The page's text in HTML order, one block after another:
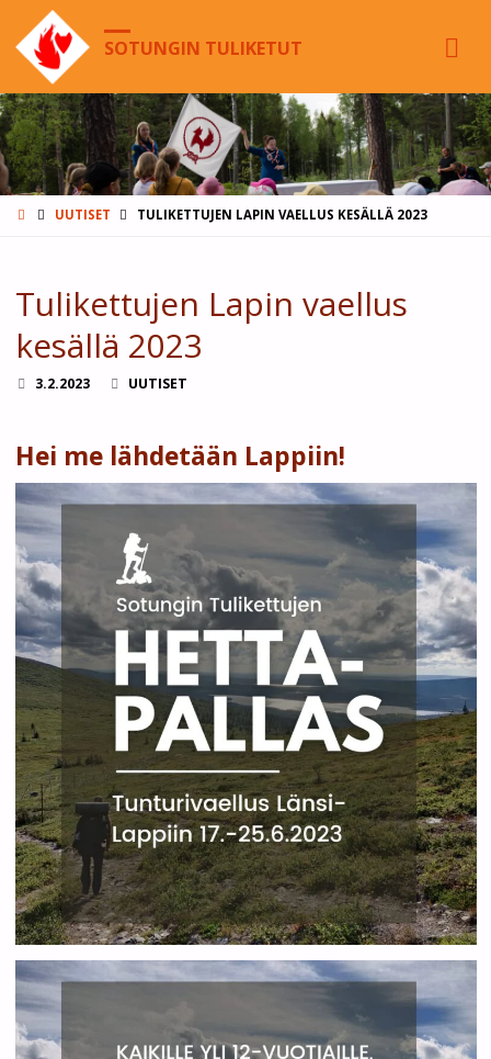
SOTUNGIN TULIKETUT
HOMEUUTISET TULIKETTUJEN LAPIN VAELLUS KESÄLLÄ 2023
Tulikettujen Lapin vaellus
kesällä 2023
3.2.2023 UUTISET
Hei me lähdetään Lappiin!